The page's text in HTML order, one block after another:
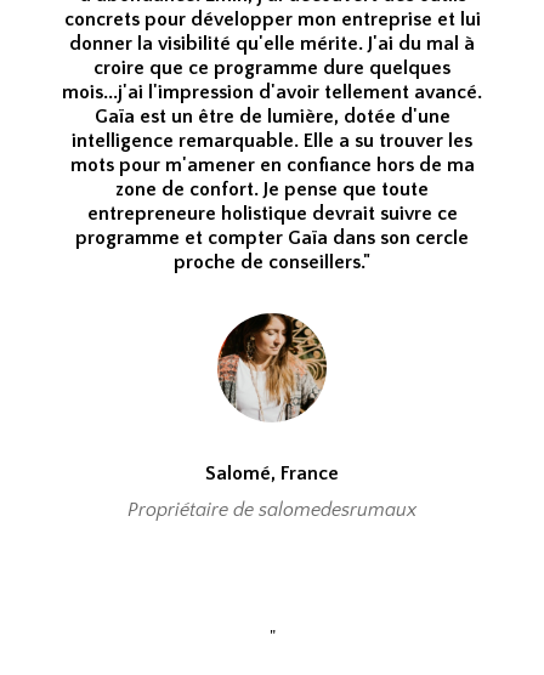
concrets pour développer mon entreprise et lui
donner la visibilité qu'elle mérite. J'ai du mal à
croire que ce programme dure quelques
mois...j'ai l'impression d'avoir tellement avancé.
Gaïa est un être de lumière, dotée d'une
intelligence remarquable. Elle a su trouver les
mots pour m'amener en confiance hors de ma
zone de confort. Je pense que toute
entrepreneure holistique devrait suivre ce
programme et compter Gaïa dans son cercle
proche de conseillers."
Salomé, France
Propriétaire de salomedesrumaux
"